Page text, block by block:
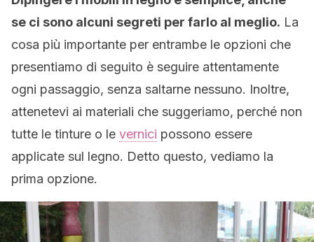
se ci sono alcuni segreti per farlo al meglio. La
cosa più importante per entrambe le opzioni che
presentiamo di seguito è seguire attentamente
ogni passaggio, senza saltarne nessuno. Inoltre,
attenetevi ai materiali che suggeriamo, perché non
tutte le tinture o le vernici possono essere
applicate sul legno. Detto questo, vediamo la
prima opzione.